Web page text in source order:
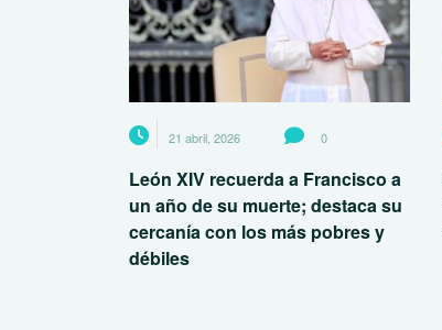
21 abril, 2026 0
León XIV recuerda a Francisco a
un año de su muerte; destaca su
cercanía con los más pobres y
débiles